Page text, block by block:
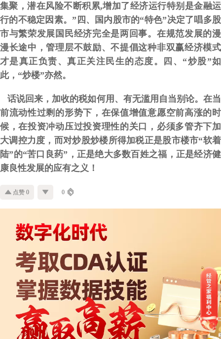
集聚，潜在风险不断积累,增加了经济运行特别是金融运
行的不稳定因素。”四、国内股市的“特色”决定了唱多股
市与繁荣发展国民经济完全是两回事。在规范发展的漫
漫长途中，管理层不鼓励、不提倡这种非双赢经济模式
才是真正负责、真正关注民生的态度。四、“炒股”如
此，“炒楼”亦然。
话说回来，加收的税如何用、有无滥用自当别论。在当
前流动性过剩的形势下， 在保值增值意愿空前高涨的时
候，在投资冲动压过投资理性的关口，必须多管齐下加
大调控力度，而对炒股炒楼所得加税正是股市楼市“软着
陆”的“苦口良药”，正是绝大多数百姓之福，正是经济健
康良性发展的应有之义！
点赞 0 0